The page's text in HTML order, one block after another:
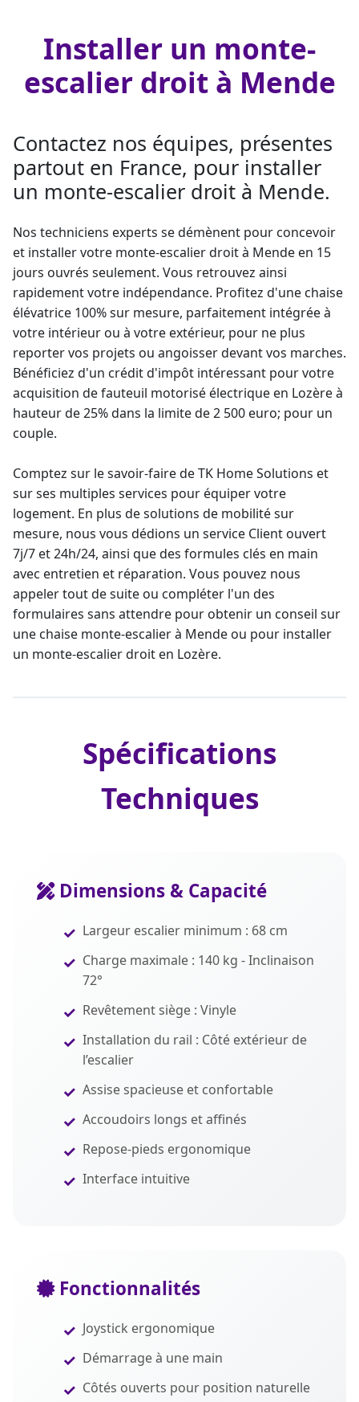
Installer un monte-
escalier droit à Mende
Contactez nos équipes, présentes
partout en France, pour installer
un monte-escalier droit à Mende.
Nos techniciens experts se démènent pour concevoir
et installer votre monte-escalier droità Mende en 15
jours ouvrés seulement. Vous retrouvez ainsi
rapidement votre indépendance. Profitez d'une chaise
élévatrice 100% sur mesure, parfaitement intégrée à
votre intérieur ou à votre extérieur, pour ne plus
reporter vos projets ou angoisser devant vos marches.
Bénéficiez d'un crédit d'impôt intéressant pour votre
acquisition defauteuil motorisé électrique en Lozèreà
hauteur de 25% dans la limite de 2 500 euro; pour un
couple.
Comptez sur le savoir-faire de TK Home Solutions et
sur ses multiples services pour équiper votre
logement. En plus de solutions de mobilité sur
mesure, nous vous dédions un service Client ouvert
7j/7 et 24h/24, ainsi que des formules clés en main
avec entretien et réparation. Vous pouvez nous
appeler tout de suite ou compléter l'un des
formulaires sans attendre pour obtenir un conseil sur
une chaise monte-escalierà Mende ou pour installer
un monte-escalier droit en Lozère.
Spécifications
Techniques
Dimensions & Capacité
Largeur escalier minimum : 68 cm
Charge maximale : 140 kg - Inclinaison
72°
Revêtement siège : Vinyle
Installation du rail : Côté extérieur de
l’escalier
Assise spacieuse et confortable
Accoudoirs longs et affinés
Repose-pieds ergonomique
Interface intuitive
Fonctionnalités
Joystick ergonomique
Démarrage à une main
Côtés ouverts pour position naturelle